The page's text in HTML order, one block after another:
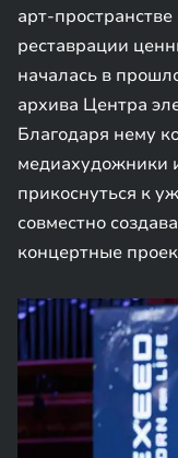
арт-
реставрации
началась в
архива Центра
Благодаря нему
медиахудожники
прикоснуться к
совместно
концертные